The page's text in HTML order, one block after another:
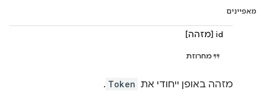
מאפיינים
id [מזהה]
מחרוזת
מזהה באופן ייחודי את Token
.